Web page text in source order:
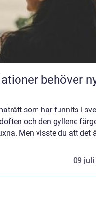
som har funnits i
och den gyllene
Men visste du att det
09 juli